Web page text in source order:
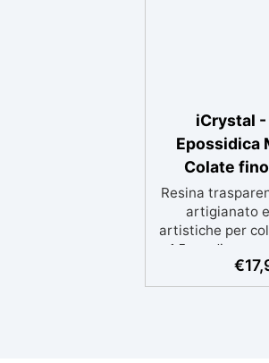
iCrystal -
Epossidica
Colate fino
Resina
artigianato
artistiche per
1,5 cm di
Tutti grazie al
miscelazione
€